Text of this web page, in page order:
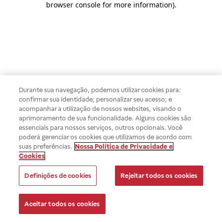
browser console for more information).
Durante sua navegação, podemos utilizar cookies para:
confirmar sua identidade; personalizar seu acesso; e
acompanhar a utilização de nossos websites, visando o
aprimoramento de sua funcionalidade. Alguns cookies são
essenciais para nossos serviços, outros opcionais. Você
poderá gerenciar os cookies que utilizamos de acordo com
suas preferências. Nossa Política de Privacidade e
Cookies
Definições de cookies Rejeitar todos os cookies
Aceitar todos os cookies